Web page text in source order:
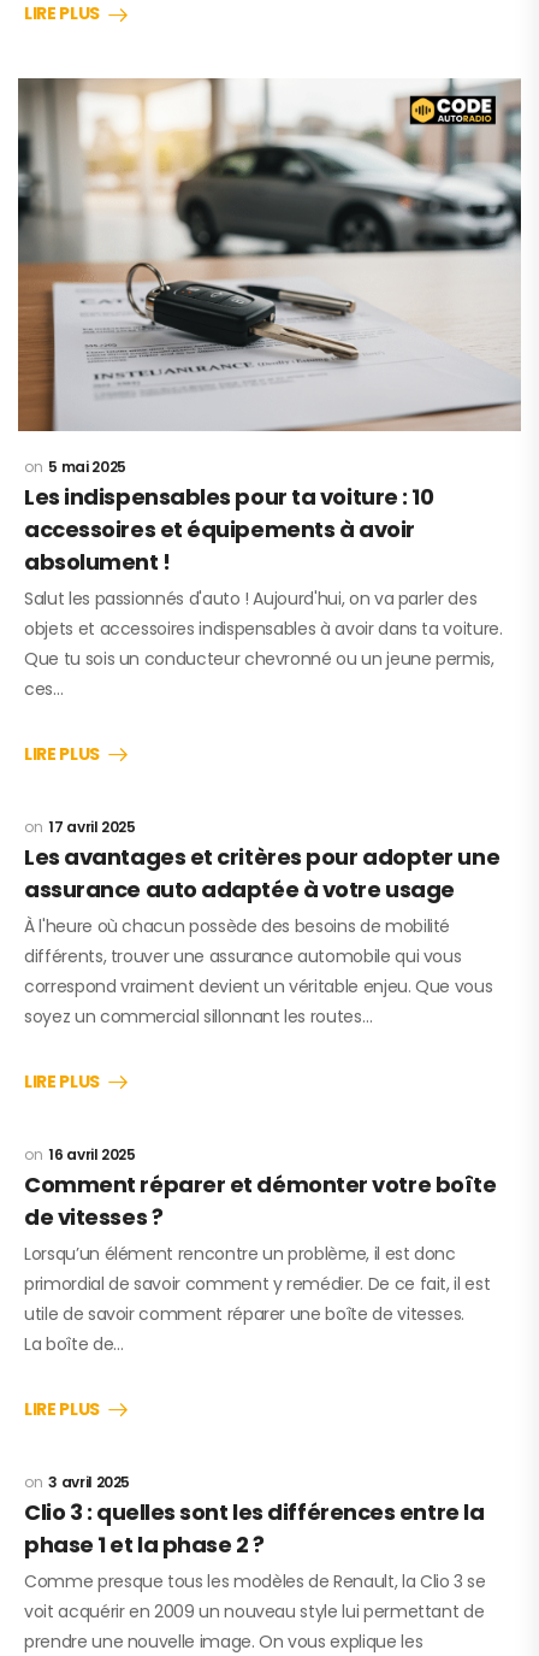
LIRE PLUS
5 mai 2025
Les indispensables pour ta voiture : 10
accessoires et équipements à avoir
absolument !
Salut les passionnés d'auto ! Aujourd'hui, on va parler des
objets et accessoires indispensables à avoir dans ta voiture.
Que tu sois un conducteur chevronné ou un jeune permis,
ces…
LIRE PLUS
17 avril 2025
Les avantages et critères pour adopter une
assurance auto adaptée à votre usage
À l'heure où chacun possède des besoins de mobilité
différents, trouver une assurance automobile qui vous
correspond vraiment devient un véritable enjeu. Que vous
soyez un commercial sillonnant les routes…
LIRE PLUS
16 avril 2025
Comment réparer et démonter votre boîte
de vitesses ?
Lorsqu’un élément rencontre un problème, il est donc
primordial de savoir comment y remédier. De ce fait, il est
utile de savoir comment réparer une boîte de vitesses.
La boîte de…
LIRE PLUS
3 avril 2025
Clio 3 : quelles sont les différences entre la
phase 1 et la phase 2 ?
Comme presque tous les modèles de Renault, la Clio 3 se
voit acquérir en 2009 un nouveau style lui permettant de
prendre une nouvelle image. On vous explique les